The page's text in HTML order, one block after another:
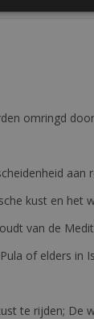
omringd
aan
kust en het
van de
of elders in
te rijden; De